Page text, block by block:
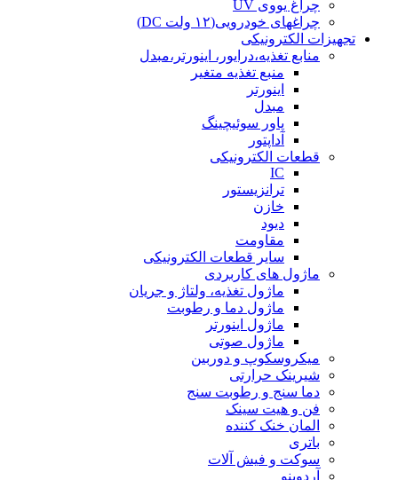
چراغ یووی UV
چراغهای خودرویی(۱۲ ولت DC)
تجهیزات الکترونیکی
منابع تغذیه،درایور، اینورتر،مبدل
منبع تغذیه متغیر
اینورتر
مبدل
پاور سوئیچینگ
آداپتور
قطعات الکترونیکی
IC
ترانزیستور
خازن
دیود
مقاومت
سایر قطعات الکترونیکی
ماژول های کاربردی
ماژول تغذیه، ولتاژ و جریان
ماژول دما و رطوبت
ماژول اینورتر
ماژول صوتی
میکروسکوپ و دوربین
شیرینک حرارتی
دما سنج و رطوبت سنج
فن و هیت سینک
المان خنک کننده
باتری
سوکت و فیش آلات
آردوینو